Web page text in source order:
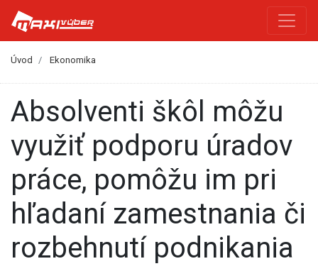
Úvod Ekonomika
Absolventi škôl môžu
využiť podporu úradov
práce, pomôžu im pri
hľadaní zamestnania či
rozbehnutí podnikania